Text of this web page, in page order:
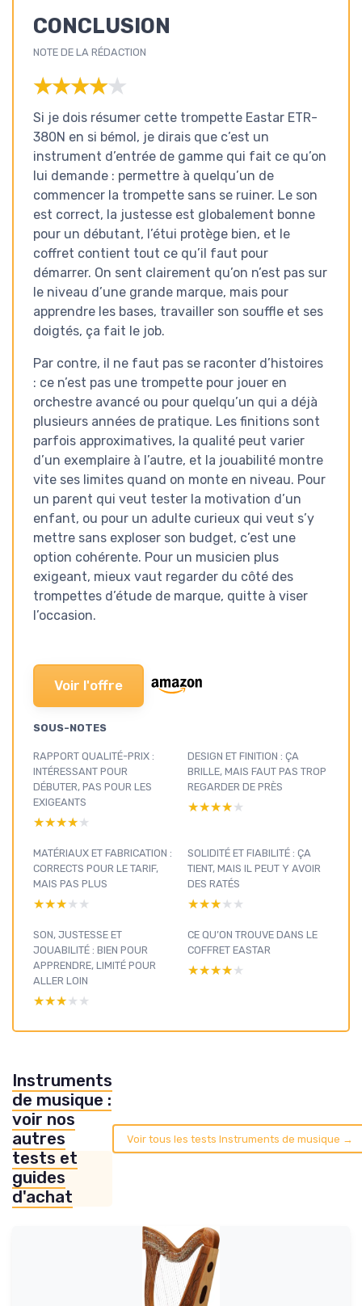
CONCLUSION
NOTE DE LA RÉDACTION
★★★★★
★★★★★
Si je dois résumer cette trompette Eastar ETR-
380N en si bémol, je dirais que c’est un
instrument d’entrée de gamme qui fait ce qu’on
lui demande : permettre à quelqu’un de
commencer la trompette sans se ruiner. Le son
est correct, la justesse est globalement bonne
pour un débutant, l’étui protège bien, et le
coffret contient tout ce qu’il faut pour
démarrer. On sent clairement qu’on n’est pas sur
le niveau d’une grande marque, mais pour
apprendre les bases, travailler son souffle et ses
doigtés, ça fait le job.
Par contre, il ne faut pas se raconter d’histoires
: ce n’est pas une trompette pour jouer en
orchestre avancé ou pour quelqu’un qui a déjà
plusieurs années de pratique. Les finitions sont
parfois approximatives, la qualité peut varier
d’un exemplaire à l’autre, et la jouabilité montre
vite ses limites quand on monte en niveau. Pour
un parent qui veut tester la motivation d’un
enfant, ou pour un adulte curieux qui veut s’y
mettre sans exploser son budget, c’est une
option cohérente. Pour un musicien plus
exigeant, mieux vaut regarder du côté des
trompettes d’étude de marque, quitte à viser
l’occasion.
Voir l'offre
SOUS-NOTES
RAPPORT QUALITÉ-PRIX :
INTÉRESSANT POUR
DÉBUTER, PAS POUR LES
EXIGEANTS
★★★★★
★★★★★
DESIGN ET FINITION : ÇA
BRILLE, MAIS FAUT PAS TROP
REGARDER DE PRÈS
★★★★★
★★★★★
MATÉRIAUX ET FABRICATION :
CORRECTS POUR LE TARIF,
MAIS PAS PLUS
★★★★★
★★★★★
SOLIDITÉ ET FIABILITÉ : ÇA
TIENT, MAIS IL PEUT Y AVOIR
DES RATÉS
★★★★★
★★★★★
SON, JUSTESSE ET
JOUABILITÉ : BIEN POUR
APPRENDRE, LIMITÉ POUR
ALLER LOIN
★★★★★
★★★★★
CE QU’ON TROUVE DANS LE
COFFRET EASTAR
★★★★★
★★★★★
Instruments
de musique :
voir nos
autres
tests et
guides
d'achat
Voir tous les tests Instruments de musique →